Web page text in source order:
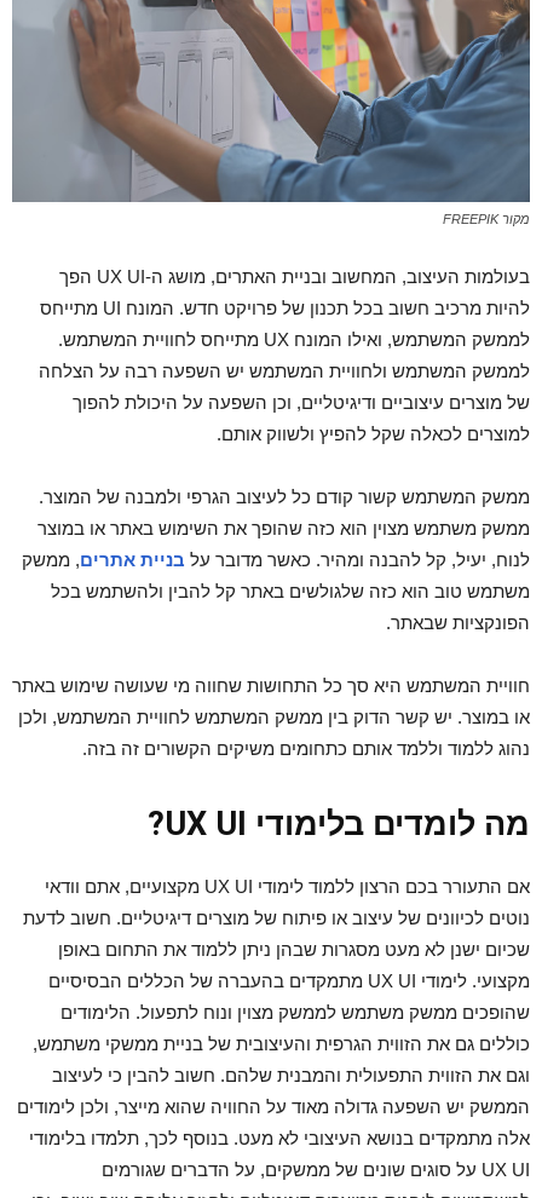
מקור FREEPIK
בעולמות העיצוב, המחשוב ובניית האתרים, מושג ה-UX UI הפך
להיות מרכיב חשוב בכל תכנון של פרויקט חדש. המונח UI מתייחס
לממשק המשתמש, ואילו המונח UX מתייחס לחוויית המשתמש.
לממשק המשתמש ולחוויית המשתמש יש השפעה רבה על הצלחה
של מוצרים עיצוביים ודיגיטליים, וכן השפעה על היכולת להפוך
למוצרים לכאלה שקל להפיץ ולשווק אותם.
ממשק המשתמש קשור קודם כל לעיצוב הגרפי ולמבנה של המוצר.
ממשק משתמש מצוין הוא כזה שהופך את השימוש באתר או במוצר
לנוח, יעיל, קל להבנה ומהיר. כאשר מדובר על בניית אתרים, ממשק
משתמש טוב הוא כזה שלגולשים באתר קל להבין ולהשתמש בכל
הפונקציות שבאתר.
חוויית המשתמש היא סך כל התחושות שחווה מי שעושה שימוש באתר
או במוצר. יש קשר הדוק בין ממשק המשתמש לחוויית המשתמש, ולכן
נהוג ללמוד וללמד אותם כתחומים משיקים הקשורים זה בזה.
מה לומדים בלימודי UX UI?
אם התעורר בכם הרצון ללמוד לימודי UX UI מקצועיים, אתם וודאי
נוטים לכיוונים של עיצוב או פיתוח של מוצרים דיגיטליים. חשוב לדעת
שכיום ישנן לא מעט מסגרות שבהן ניתן ללמוד את התחום באופן
מקצועי. לימודי UX UI מתמקדים בהעברה של הכללים הבסיסיים
שהופכים ממשק משתמש לממשק מצוין ונוח לתפעול. הלימודים
כוללים גם את הזווית הגרפית והעיצובית של בניית ממשקי משתמש,
וגם את הזווית התפעולית והמבנית שלהם. חשוב להבין כי לעיצוב
הממשק יש השפעה גדולה מאוד על החוויה שהוא מייצר, ולכן לימודים
אלה מתמקדים בנושא העיצובי לא מעט. בנוסף לכך, תלמדו בלימודי
UX UI על סוגים שונים של ממשקים, על הדברים שגורמים